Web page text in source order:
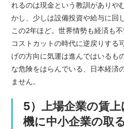
れるのは現金という教訓がありや
かし、少しは設備投資や給与に回
この2年ほど。世界情勢も経済も
コストカットの時代に逆戻りする
げの方向に気運は進んではいるも
な危険をはらんでいる、日本経済
ません。
5）上場企業の賃
機に中小企業の取